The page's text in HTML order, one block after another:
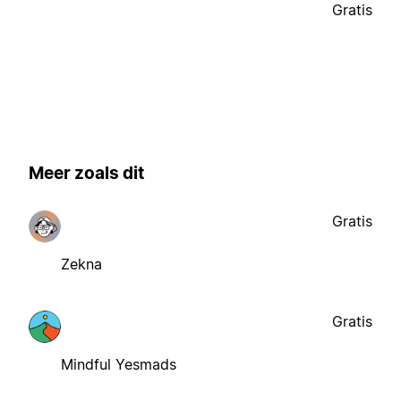
Gratis
Meer zoals dit
Zekna
Gratis
Mindful Yesmads
Gratis